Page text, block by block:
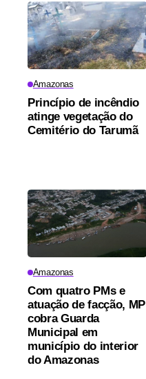
Amazonas
Princípio de incêndio
atinge vegetação do
Cemitério do Tarumã
Amazonas
Com quatro PMs e
atuação de facção, MP
cobra Guarda
Municipal em
município do interior
do Amazonas